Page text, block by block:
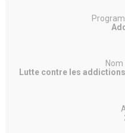
Nom
Lutte contre les